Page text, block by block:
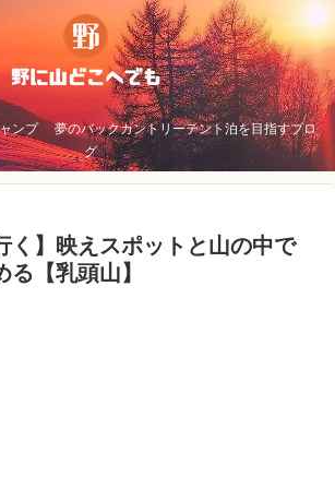
ンプ 夢のバックカントリーテント泊を目指すブロ
グ
く】映えスポットと山の中で
【乳頭山】